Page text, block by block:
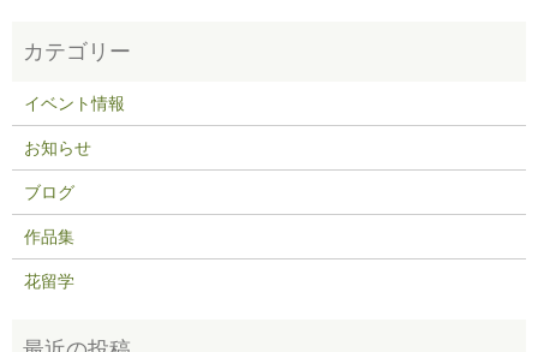
イベント情報
お知らせ
ブログ
作品集
花留学